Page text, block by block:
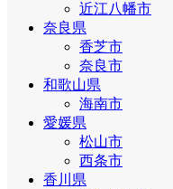
近江八幡市
奈良県
香芝市
奈良市
和歌山県
海南市
愛媛県
松山市
西条市
香川県